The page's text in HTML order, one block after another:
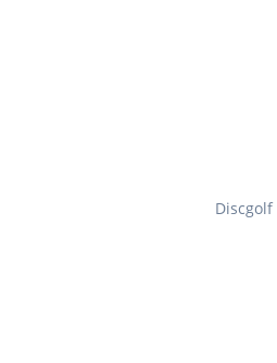
Discgolf